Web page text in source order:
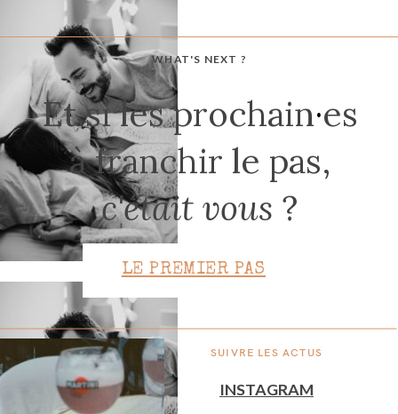
WHAT'S NEXT ?
SUIVRE LES ACTUS
Et si les prochain·es
à franchir le pas,
c'était vous ?
INSTAGRAM
LE PREMIER PAS
CONTACT